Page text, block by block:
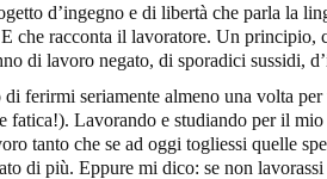
d’ingegno e di libertà che parla la
che racconta il lavoratore. Un principio,
di lavoro negato, di sporadici sussidi,
ferirmi seriamente almeno una volta
fatica!). Lavorando e studiando per il
tanto che se ad oggi togliessi quelle
di più. Eppure mi dico: se non